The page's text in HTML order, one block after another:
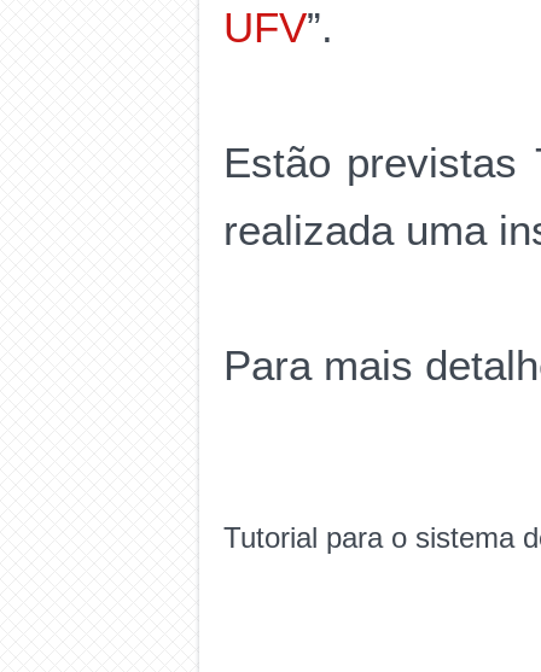
UFV”.
Estão previstas
realizada uma
Para mais
Tutorial para o sistema